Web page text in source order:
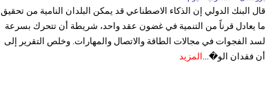
قال البنك الدولي إن الذكاء الاصطناعي قد يمكن البلدان النامية من تحقيق
ما يعادل قرناً من التنمية في غضون عقد واحد، شريطة أن تتحرك بسرعة
لسد الفجوات في مجالات الطاقة والاتصال والمهارات. وخلص التقرير إلى
أن فقدان الو�... المزيد